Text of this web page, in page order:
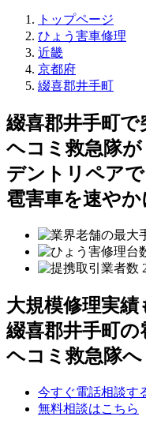
トップページ
ひょう害車修理
近畿
京都府
綴喜郡井手町
綴喜郡井手町で
ヘコミ救急隊が
デントリペアで
雹害車を速やか
大規模修理実績
綴喜郡井手町の
ヘコミ救急隊へ
今すぐ電話相談す
無料相談はこちら